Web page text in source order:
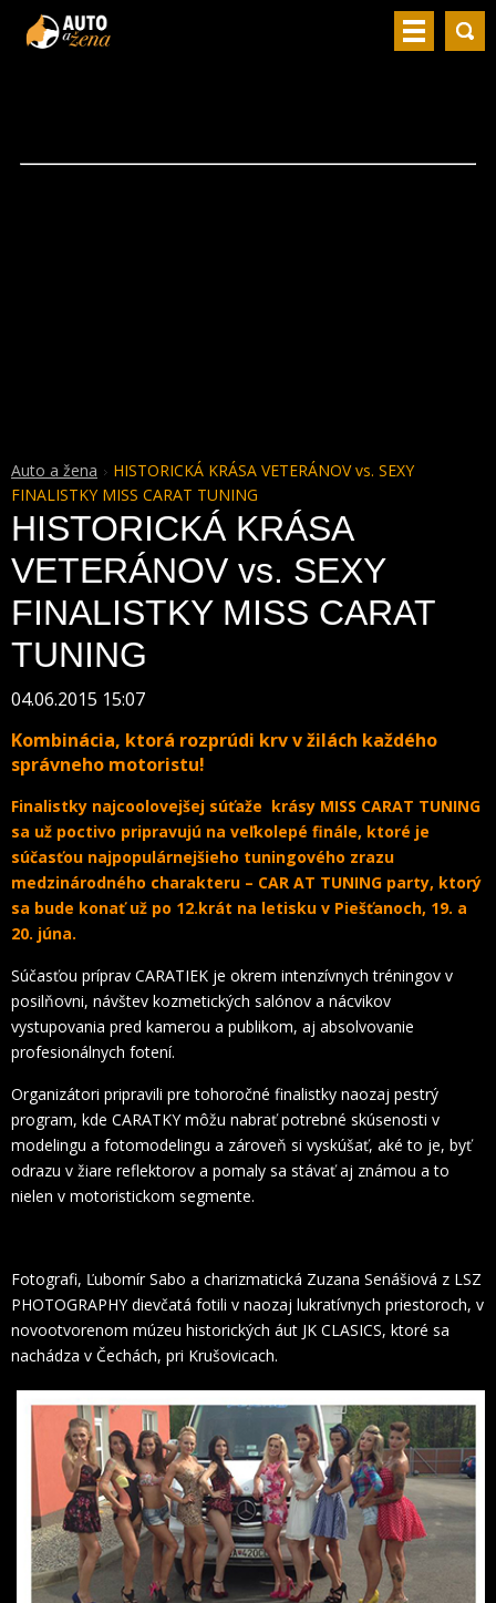
Auto a žena
HISTORICKÁ KRÁSA VETERÁNOV vs. SEXY
FINALISTKY MISS CARAT TUNING
HISTORICKÁ KRÁSA
VETERÁNOV vs. SEXY
FINALISTKY MISS CARAT
TUNING
04.06.2015 15:07
Kombinácia, ktorá rozprúdi krv v žilách každého
správneho motoristu!
Finalistky najcoolovejšej súťaže krásy MISS CARAT TUNING
sa už poctivo pripravujú na veľkolepé finále, ktoré je
súčasťou najpopulárnejšieho tuningového zrazu
medzinárodného charakteru – CAR AT TUNING party, ktorý
sa bude konať už po 12.krát na letisku v Piešťanoch, 19. a
20. júna.
Súčasťou príprav CARATIEK je okrem intenzívnych tréningov v
posilňovni, návštev kozmetických salónov a nácvikov
vystupovania pred kamerou a publikom, aj absolvovanie
profesionálnych fotení.
Organizátori pripravili pre tohoročné finalistky naozaj pestrý
program, kde CARATKY môžu nabrať potrebné skúsenosti v
modelingu a fotomodelingu a zároveň si vyskúšať, aké to je, byť
odrazu v žiare reflektorov a pomaly sa stávať aj známou a to
nielen v motoristickom segmente.
Fotografi, Ľubomír Sabo a charizmatická Zuzana Senášiová z LSZ
PHOTOGRAPHY dievčatá fotili v naozaj lukratívnych priestoroch, v
novootvorenom múzeu historických áut JK CLASICS, ktoré sa
nachádza v Čechách, pri Krušovicach.